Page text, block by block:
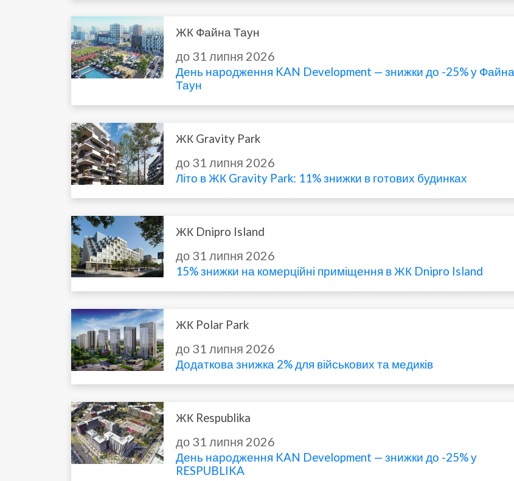
ЖК Файна Таун
до 31 липня 2026
День народження KAN Development — знижки до -25% у Файна
Таун
ЖК Gravity Park
до 31 липня 2026
Літо в ЖК Gravity Park: 11% знижки в готових будинках
ЖК Dnipro Island
до 31 липня 2026
15% знижки на комерційні приміщення в ЖК Dnipro Island
ЖК Polar Park
до 31 липня 2026
Додаткова знижка 2% для військових та медиків
ЖК Respublika
до 31 липня 2026
День народження KAN Development — знижки до -25% у
RESPUBLIKA